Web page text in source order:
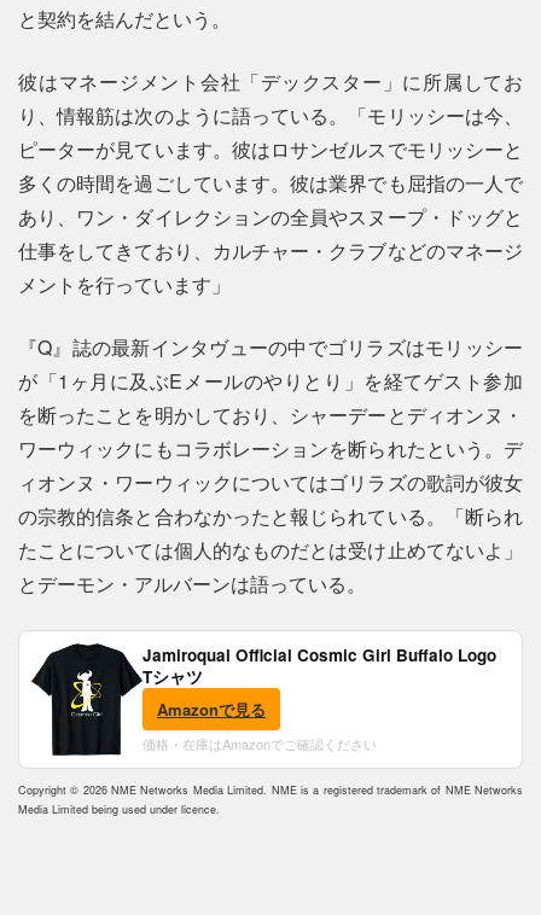
と契約を結んだという。
彼はマネージメント会社「デックスター」に所属してお
り、情報筋は次のように語っている。「モリッシーは今、
ピーターが見ています。彼はロサンゼルスでモリッシーと
多くの時間を過ごしています。彼は業界でも屈指の一人で
あり、ワン・ダイレクションの全員やスヌープ・ドッグと
仕事をしてきており、カルチャー・クラブなどのマネージ
メントを行っています」
『Q』誌の最新インタヴューの中でゴリラズはモリッシー
が「1ヶ月に及ぶEメールのやりとり」を経てゲスト参加
を断ったことを明かしており、シャーデーとディオンヌ・
ワーウィックにもコラボレーションを断られたという。デ
ィオンヌ・ワーウィックについてはゴリラズの歌詞が彼女
の宗教的信条と合わなかったと報じられている。「断られ
たことについては個人的なものだとは受け止めてないよ」
とデーモン・アルバーンは語っている。
Jamiroquai Official Cosmic Girl Buffalo Logo
Tシャツ
Amazonで見る
価格・在庫はAmazonでご確認ください
Copyright © 2026 NME Networks Media Limited. NME is a registered trademark of NME Networks
Media Limited being used under licence.